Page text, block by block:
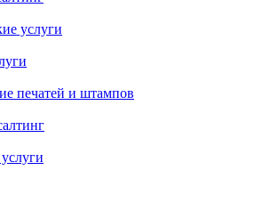
услуги
печатей и штампов